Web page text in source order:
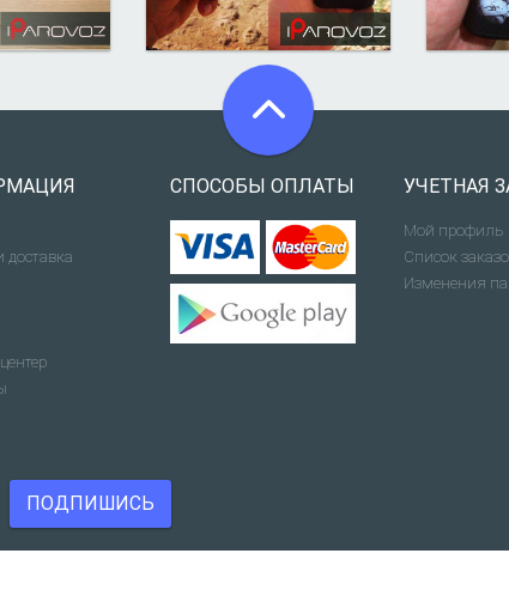
СПОСОБЫ ОПЛАТЫ УЧЕТНАЯ
Мой профиль
Список
Изменения
ПОДПИШИСЬ